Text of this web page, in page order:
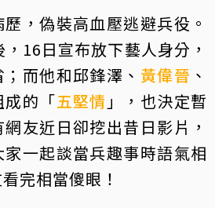
，偽裝高血壓逃避兵役。
16日宣布放下藝人身分，
而他和邱鋒澤、 黃偉晉 、
成的「五堅情 」，也決定暫
友近日卻挖出昔日影片，
一起談當兵趣事時語氣相
完相當傻眼！